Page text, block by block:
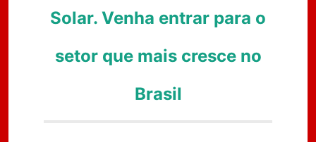
Solar. Venha entrar para o
setor que mais cresce no
Brasil